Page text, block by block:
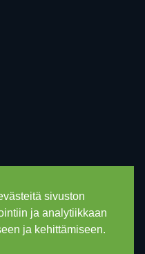
sivuston
ja analytiikkaan
ja kehittämiseen.